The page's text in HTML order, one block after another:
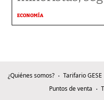
ECONOMÍA
¿Quiénes somos? Tarifario GESE
Puntos de venta